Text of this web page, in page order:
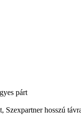
párt
Szexpartner hosszú